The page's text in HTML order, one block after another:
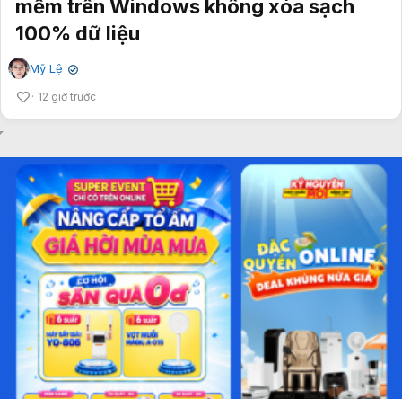
mềm trên Windows không xóa sạch
100% dữ liệu
Mỹ Lệ ✔
12 giờ trước